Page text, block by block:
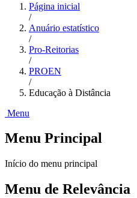
Página inicial
/
Anuário estatístico
/
Pro-Reitorias
/
PROEN
/
Educação à Distância
Menu
Menu Principal
Início do menu principal
Menu de Relevância